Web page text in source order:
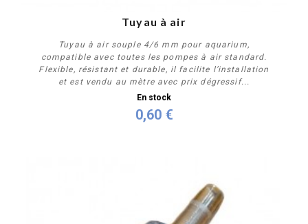
Tuyau à air
Tuyau à air souple 4/6 mm pour aquarium,
compatible avec toutes les pompes à air standard.
Flexible, résistant et durable, il facilite l’installation
et est vendu au mètre avec prix dégressif...
En stock
0,60 €